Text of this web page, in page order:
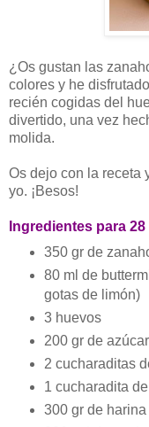
¿Os gustan las
colores y he
recién cogidas del
divertido, una vez
molida.
Os dejo con la receta
yo. ¡Besos!
Ingredientes para
350 gr de
80 ml de
gotas de limón)
3 huevos
200 gr de
2 cucharaditas
1 cucharadita
300 gr de